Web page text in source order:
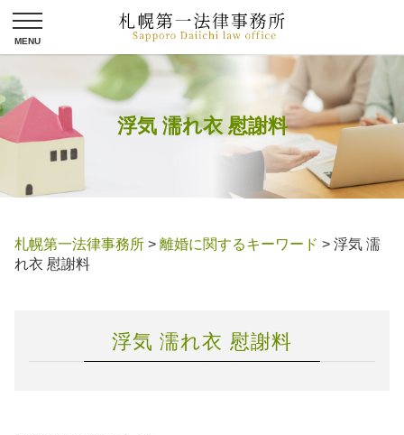
浮気 濡れ衣 慰謝料
札幌第一法律事務所 > 離婚に関するキーワード > 浮気 濡
れ衣 慰謝料
浮気 濡れ衣 慰謝料